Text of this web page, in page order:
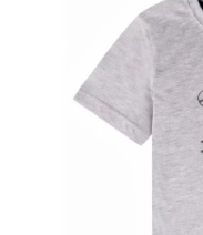
hvězdiček.